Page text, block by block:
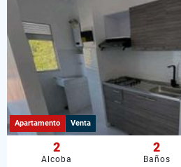
Apartamento Venta
2
Alcoba
2
Baños